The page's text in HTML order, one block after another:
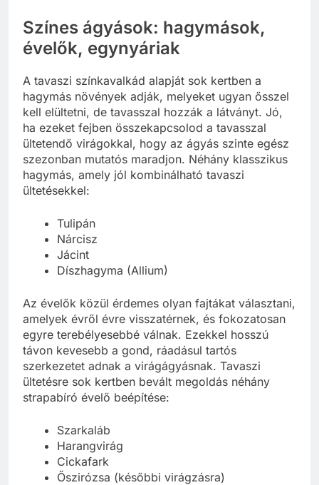
Színes ágyások: hagymások,
évelők, egynyáriak
A tavaszi színkavalkád alapját sok kertben a
hagymás növények adják, melyeket ugyan ősszel
kell elültetni, de tavasszal hozzák a látványt. Jó,
ha ezeket fejben összekapcsolod a tavasszal
ültetendő virágokkal, hogy az ágyás szinte egész
szezonban mutatós maradjon. Néhány klasszikus
hagymás, amely jól kombinálható tavaszi
ültetésekkel:
Tulipán
Nárcisz
Jácint
Díszhagyma (Allium)
Az évelők közül érdemes olyan fajtákat választani,
amelyek évről évre visszatérnek, és fokozatosan
egyre terebélyesebbé válnak. Ezekkel hosszú
távon kevesebb a gond, ráadásul tartós
szerkezetet adnak a virágágyásnak. Tavaszi
ültetésre sok kertben bevált megoldás néhány
strapabíró évelő beépítése:
Szarkaláb
Harangvirág
Cickafark
Őszirózsa (későbbi virágzásra)